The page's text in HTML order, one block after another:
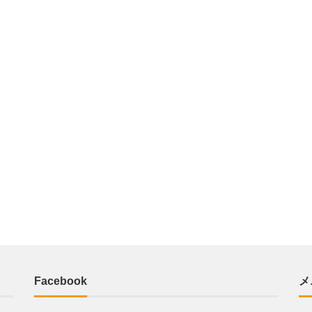
Facebook